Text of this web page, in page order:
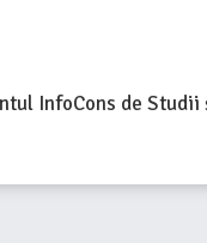
InfoCons de Studii